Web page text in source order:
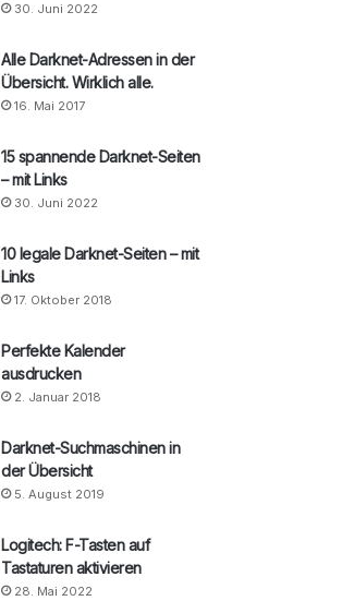
30. Juni 2022
Alle Darknet-Adressen in der
Übersicht. Wirklich alle.
16. Mai 2017
15 spannende Darknet-Seiten
– mit Links
30. Juni 2022
10 legale Darknet-Seiten – mit
Links
17. Oktober 2018
Perfekte Kalender
ausdrucken
2. Januar 2018
Darknet-Suchmaschinen in
der Übersicht
5. August 2019
Logitech: F-Tasten auf
Tastaturen aktivieren
28. Mai 2022